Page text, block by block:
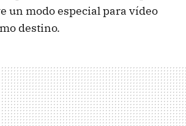
un modo especial para vídeo
destino.